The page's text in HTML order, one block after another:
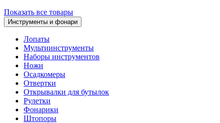
Показать все товары
Инструменты и фонари
Лопаты
Мультиинструменты
Наборы инструментов
Ножи
Осадкомеры
Отвертки
Открывалки для бутылок
Рулетки
Фонарики
Штопоры